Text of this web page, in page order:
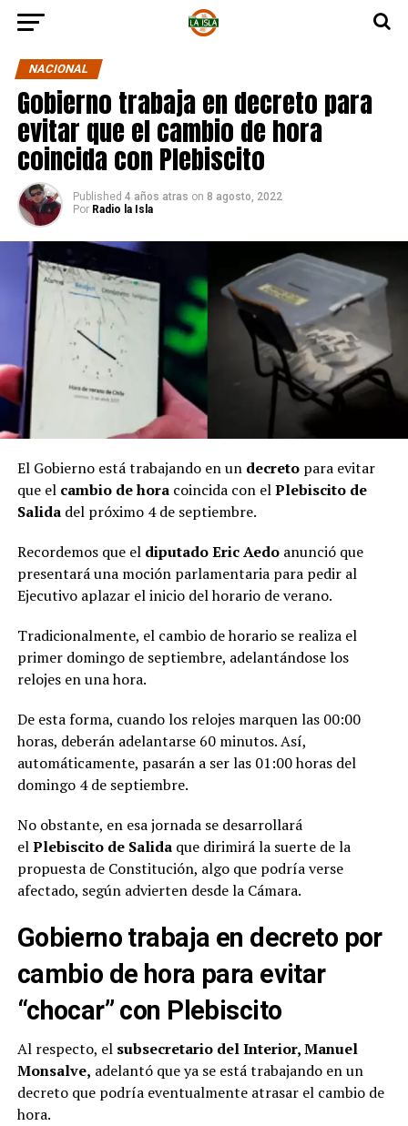
NACIONAL
Gobierno trabaja en decreto para
evitar que el cambio de hora
coincida con Plebiscito
Published 4 años atras on 8 agosto, 2022
Por Radio la Isla
El Gobierno está trabajando en un decretopara evitar
que elcambio de horacoincida con elPlebiscito de
Salidadel próximo 4 de septiembre.
Recordemos que el diputado Eric Aedo anunció que
presentará una moción parlamentaria para pedir al
Ejecutivo aplazar el inicio del horario de verano.
Tradicionalmente, el cambio de horario se realiza el
primer domingo de septiembre, adelantándose los
relojes en una hora.
De esta forma, cuando los relojes marquen las 00:00
horas, deberán adelantarse 60 minutos. Así,
automáticamente, pasarán a ser las 01:00 horas del
domingo 4 de septiembre.
No obstante, en esa jornada se desarrollará
elPlebiscito de Salida que dirimirá la suerte de la
propuesta de Constitución, algo que podría verse
afectado, según advierten desde la Cámara.
Gobierno trabaja en decreto por
cambio de hora para evitar
“chocar” con Plebiscito
Al respecto, el subsecretario del Interior, Manuel
Monsalve, adelantó que ya se está trabajando en un
decreto que podría eventualmente atrasar el cambio de
hora.